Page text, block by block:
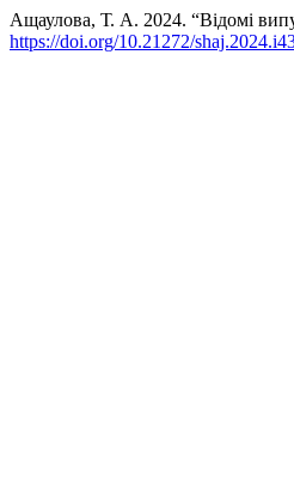
Ащаулова, Т. А. 2024. “Відомі
https://doi.org/10.21272/